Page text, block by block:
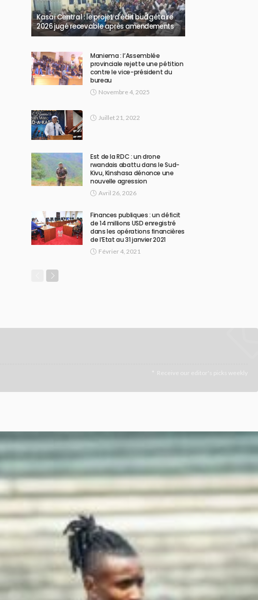
Kasaï Central : le projet d’édit budgétaire
2026 jugé recevable après amendements
Maniema : l’Assemblée
provinciale rejette une pétition
contre le vice-président du
bureau
Novembre 4, 2025
Juillet 21, 2022
Est de la RDC : un drone
rwandais abattu dans le Sud-
Kivu, Kinshasa dénonce une
nouvelle agression
Avril 26, 2026
Finances publiques : un déficit
de 14 millions USD enregistré
dans les opérations financières
de l’Etat au 31 janvier 2021
Février 4, 2021
Receive our editor's picks weekly